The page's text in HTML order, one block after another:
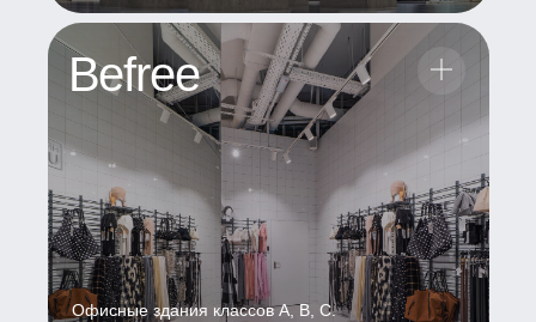
Befree
Офисные здания классов А, В, С.